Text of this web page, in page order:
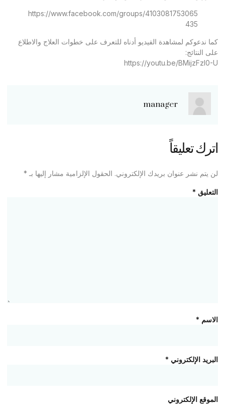
https://www.facebook.com/groups/4103081753065
435
كما ندعوكم لمشاهدة الفيديو أدناه للتعرف على خطوات العلاج والاطلاع
على النتائج:
https://youtu.be/BMijzFzl0-U
manager
اترك تعليقاً
لن يتم نشر عنوان بريدك الإلكتروني. الحقول الإلزامية مشار إليها بـ *
التعليق *
الاسم *
البريد الإلكتروني *
الموقع الإلكتروني